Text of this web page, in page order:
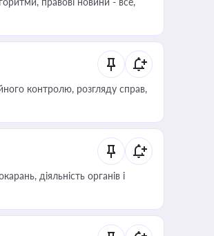
контролю, розгляду справ,
діяльність органів і